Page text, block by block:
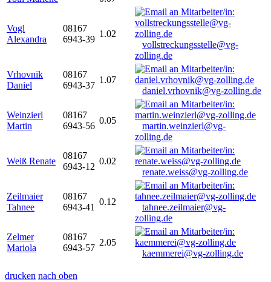
Vogl
Alexandra
08167
6943-39
1.02
vollstreckungsstelle@vg-
zolling.de
Vrhovnik
Daniel
08167
6943-37
1.07
daniel.vrhovnik@vg-zolling.de
Weinzierl
Martin
08167
6943-56
0.05
martin.weinzierl@vg-
zolling.de
Weiß Renate
08167
6943-12
0.02
renate.weiss@vg-zolling.de
Zeilmaier
Tahnee
08167
6943-41
0.12
tahnee.zeilmaier@vg-
zolling.de
Zelmer
Mariola
08167
6943-57
2.05
kaemmerei@vg-zolling.de
drucken nach oben